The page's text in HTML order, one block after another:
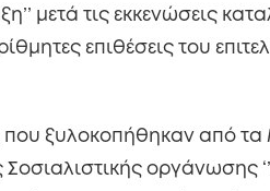
μετά τις εκκενώσεις
επιθέσεις του
ξυλοκοπήθηκαν από τα
Σοσιαλιστικής οργάνωσης